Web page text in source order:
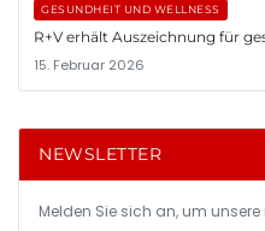
GESUNDHEIT UND WELLNESS
R+V erhält Auszeichnung für
15. Februar 2026
NEWSLETTER
Melden Sie sich an, um